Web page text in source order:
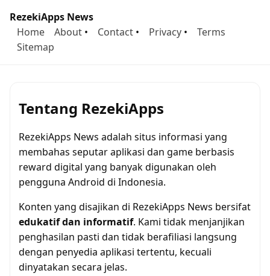
RezekiApps News
Home
About • Contact • Privacy •
Terms
Sitemap
Tentang RezekiApps
RezekiApps News adalah situs informasi yang
membahas seputar aplikasi dan game berbasis
reward digital yang banyak digunakan oleh
pengguna Android di Indonesia.
Konten yang disajikan di RezekiApps News bersifat
edukatif dan informatif. Kami tidak menjanjikan
penghasilan pasti dan tidak berafiliasi langsung
dengan penyedia aplikasi tertentu, kecuali
dinyatakan secara jelas.